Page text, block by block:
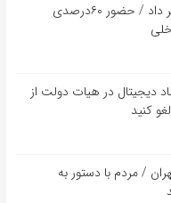
شورای عالی فضای مجازی خبر داد / حضور ۶۰درصدی
دیجیتال در هیات دولت از
کنید
/ مردم با دستور به